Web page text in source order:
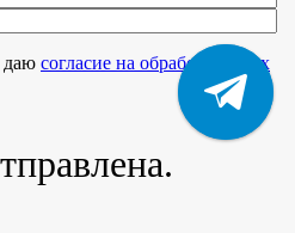
даю согласие на обработку моих